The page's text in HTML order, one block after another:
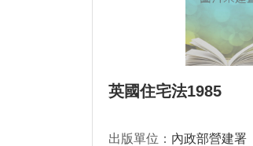
英國住宅法1985
出版單位： 內政部營建署